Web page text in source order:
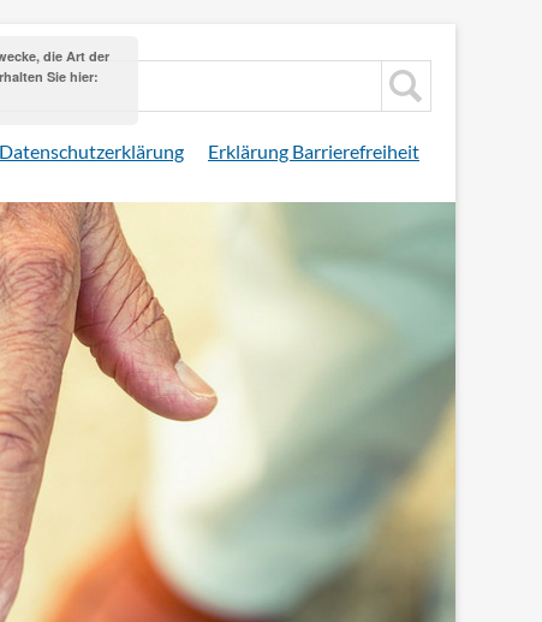
Datenschutzerklärung Erklärung Barrierefreiheit
die Art der
Sie hier: